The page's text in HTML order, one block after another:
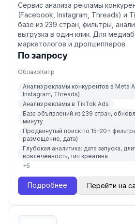
Сервис анализа рекламы
(Facebook, Instagram, Threads) и
базе из 239 стран, фильтры,
выгрузка в один клик. Для
маркетологов и дропшипперов.
По запросу
ОблакоКипр
Анализ рекламы конкурентов в Meta
Instagram, Threads)
Анализ рекламы в TikTok Ads
База объявлений из 239 стран,
минуту
Продвинутый поиск по 15–20+
размещение, дата)
Глубокая аналитика: дата запуска,
вовлечённость, тип креатива
+5
Подробнее Перейти на